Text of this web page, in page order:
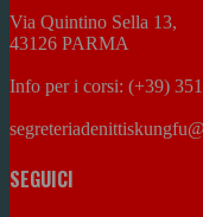
Via Quintino Sella 13,
43126 PARMA
Info per i corsi: (+39)
SEGUICI